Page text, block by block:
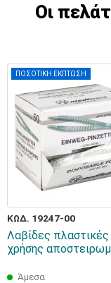
Οι
ΠΟΣΟΤΙΚΗ ΕΚΠΤΩΣΗ
ΚΩΔ. 19247-00
Λαβίδες πλαστικές
χρήσης
Άμεσα